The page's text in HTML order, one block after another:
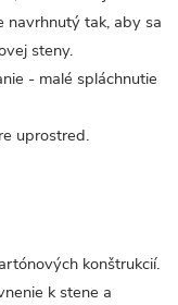
navrhnutý tak, aby sa
steny.
- malé spláchnutie
uprostred.
konštrukcií.
k stene a